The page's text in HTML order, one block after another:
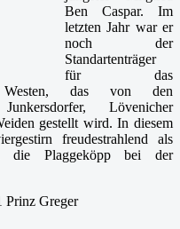
Ben Caspar. Im
letzten Jahr war er
noch der
Standartenträger
für das
Westen, das von den
Lövenicher
gestellt wird. In diesem
freudestrahlend als
die Plaggeköpp bei der